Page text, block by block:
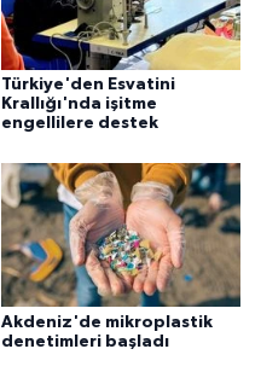
Türkiye'den Esvatini
Krallığı'nda işitme
engellilere destek
Akdeniz'de mikroplastik
denetimleri başladı